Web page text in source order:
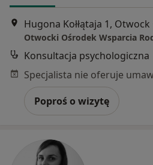
Hugona Kołłątaja 1, Otwock
Otwocki Ośrodek Wsparcia
Konsultacja psychologiczna
Poproś o wizytę